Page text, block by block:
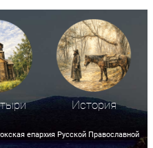
История
епархия Русской Православной